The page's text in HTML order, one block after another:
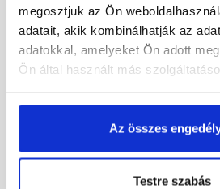
megosztjuk az Ön
adatait, akik kombinálhatják az
adatokkal, amelyeket Ön adott
Ön által használt más
Az összes
Testre szabás
5x110 mm
Gyártói készleten
550 Ft/ db
Megnézem